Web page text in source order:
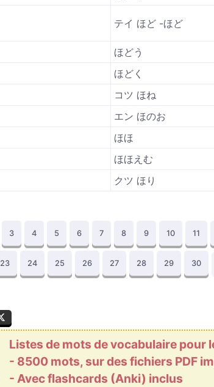
テイ ほど -ほど
ほどう
ほどく
コツ ほね
エン ほのお
ほほ
ほほえむ
クツ ほり
3 4 5 6 7 8 9 10 11
23 24 25 26 27 28 29 30
Listes de mots de vocabulaire pour
- 8500 mots, sur des fichiers PDF
- Avec flashcards (Anki) inclus